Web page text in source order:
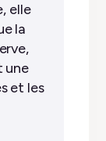
elle
la
une
et les